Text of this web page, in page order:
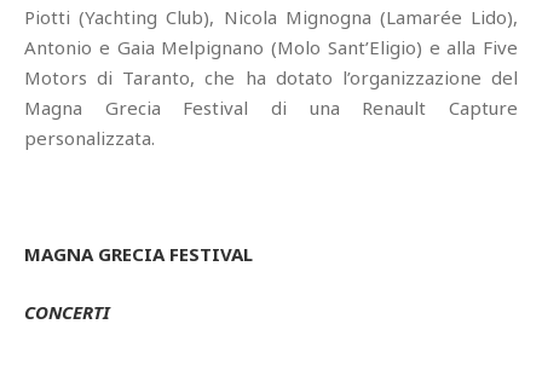
Piotti (Yachting Club), Nicola Mignogna (Lamarée Lido),
Antonio e Gaia Melpignano (Molo Sant’Eligio) e alla Five
Motors di Taranto, che ha dotato l’organizzazione del
Magna Grecia Festival di una Renault Capture
personalizzata.
MAGNA GRECIA FESTIVAL
CONCERTI